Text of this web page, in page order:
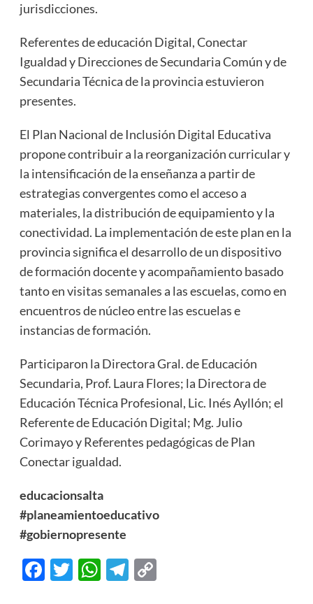
jurisdicciones.
Referentes de educación Digital, Conectar
Igualdad y Direcciones de Secundaria Común y de
Secundaria Técnica de la provincia estuvieron
presentes.
El Plan Nacional de Inclusión Digital Educativa
propone contribuir a la reorganización curricular y
la intensificación de la enseñanza a partir de
estrategias convergentes como el acceso a
materiales, la distribución de equipamiento y la
conectividad. La implementación de este plan en la
provincia significa el desarrollo de un dispositivo
de formación docente y acompañamiento basado
tanto en visitas semanales a las escuelas, como en
encuentros de núcleo entre las escuelas e
instancias de formación.
Participaron la Directora Gral. de Educación
Secundaria, Prof. Laura Flores; la Directora de
Educación Técnica Profesional, Lic. Inés Ayllón; el
Referente de Educación Digital; Mg. Julio
Corimayo y Referentes pedagógicas de Plan
Conectar igualdad.
educacionsalta
#planeamientoeducativo
#gobiernopresente
Facebook
Twitter
WhatsApp
Telegram
Copy